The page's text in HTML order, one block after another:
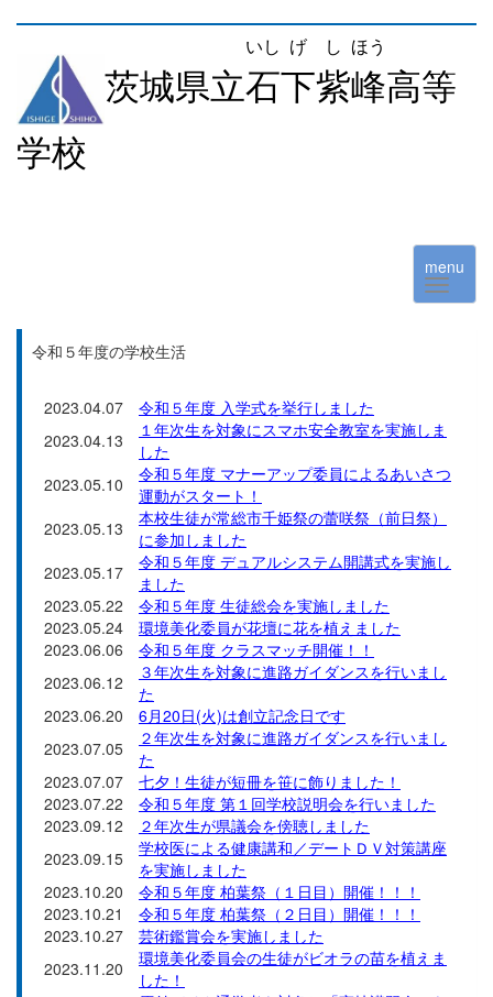
茨城県立石
いし
下
げ
紫
し
峰
ほう
高等
学校
menu
令和５年度の学校生活
2023.04.07 令和５年度 入学式を挙行しました
2023.04.13
１年次生を対象にスマホ安全教室を実施しま
した
2023.05.10
令和５年度 マナーアップ委員によるあいさつ
運動がスタート ！
2023.05.13
本校生徒が常総市千姫祭の蕾咲祭（前日祭）
に参加しました
2023.05.17
令和５年度 デュアルシステム開講式を実施し
ました
2023.05.22
令和５年度 生徒総会を実施しました
2023.05.24
環境美化委員が花壇に花を植えました
2023.06.06
令和５年度 クラスマッチ開催！！
2023.06.12
３年次生を対象に進路ガイダンスを行いまし
た
2023.06.20
6月20日(火)は創立記念日です
2023.07.05
２年次生を対象に進路ガイダンスを行いまし
た
2023.07.07
七夕！生徒が短冊を笹に飾りました！
2023.07.22
令和５年度 第１回学校説明会を行いました
2023.09.12
２年次生が県議会を傍聴しました
2023.09.15
学校医による健康講和／デートＤＶ対策講座
を実施しました
2023.10.20
令和５年度 柏葉祭（１日目）開催！！！
2023.10.21
令和５年度 柏葉祭（２日目）開催！！！
2023.10.27
芸術鑑賞会を実施しました
2023.11.20
環境美化委員会の生徒がビオラの苗を植えま
した！